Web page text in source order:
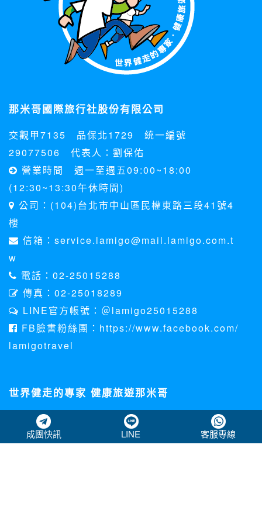
成團快訊 LINE 客服專線
那米哥國際旅行社股份有限公司
交觀甲7135 品保北1729 統一編號
29077506 代表人：劉保佑
營業時間 週一至週五09:00~18:00
(12:30~13:30午休時間)
公司：(104)台北市中山區民權東路三段41號4
樓
信箱：service.lamigo@mail.lamigo.com.t
w
電話：02-25015288
傳真：02-25018289
LINE官方帳號：＠lamigo25015288
FB臉書粉絲團：https://www.facebook.com/
lamigotravel
世界健走的專家 健康旅遊那米哥
關於那米哥
個資法聲明